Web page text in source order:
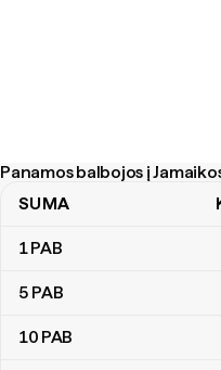
Panamos balbojos į
Panamos balbojos į
SUMA
1PAB
5 PAB
10 PAB